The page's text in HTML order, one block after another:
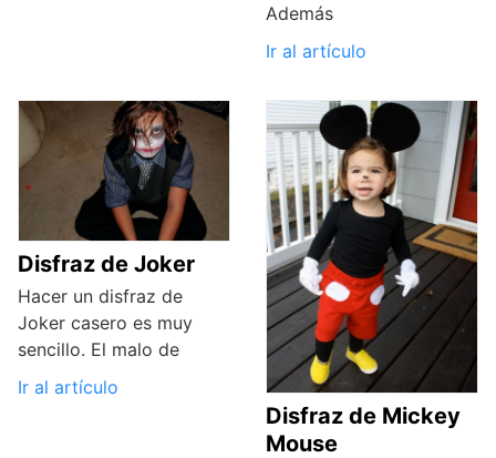
Además
Ir al artículo
Disfraz de Joker
Hacer un disfraz de
Joker casero es muy
sencillo. El malo de
Ir al artículo
Disfraz de Mickey
Mouse